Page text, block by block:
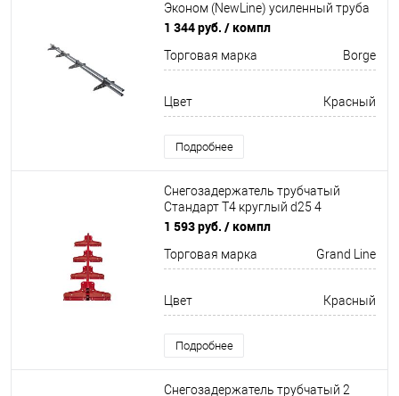
Эконом (NewLine) усиленный труба
овал 20х40мм 4 кронштейна
3000мм Borge
1 344 руб. / компл
Торговая марка Borge
Цвет Красный
Подробнее
Снегозадержатель трубчатый
Стандарт Т4 круглый d25 4
кронштейна
3000мм Grand Line
1 593 руб. / компл
Торговая марка Grand Line
Цвет Красный
Подробнее
Снегозадержатель трубчатый 2